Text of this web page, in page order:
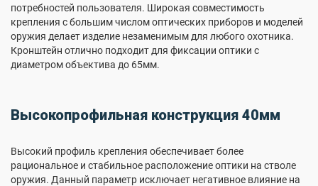
потребностей пользователя. Широкая совместимость
крепления с большим числом оптических приборов и моделей
оружия делает изделие незаменимым для любого охотника.
Кронштейн отлично подходит для фиксации оптики с
диаметром объектива до 65мм.
Высокопрофильная конструкция 40мм
Высокий профиль крепления обеспечивает более
рациональное и стабильное расположение оптики на стволе
оружия. Данный параметр исключает негативное влияние на